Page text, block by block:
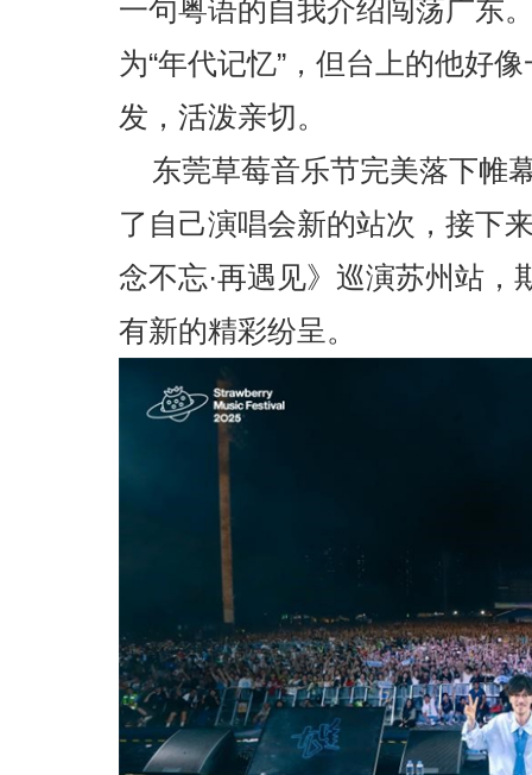
一句粤语的自我介绍闯荡广东
为“年代记忆”，但台上的他好
发，活泼亲切。
东莞草莓音乐节完美落下帷
了自己演唱会新的站次，接下
念不忘·再遇见》巡演苏州站
有新的精彩纷呈。